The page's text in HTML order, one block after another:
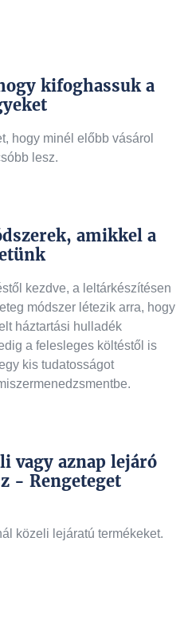
kifoghassuk a
hogy minél előbb vásárol
lesz.
amikkel a
kezdve, a leltárkészítésen
módszer létezik arra, hogy
háztartási hulladék
a felesleges költéstől is
kis tudatosságot
vagy aznap lejáró
- Rengeteget
közeli lejáratú termékeket.